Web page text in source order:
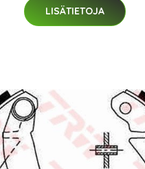
LISÄTIETOJA